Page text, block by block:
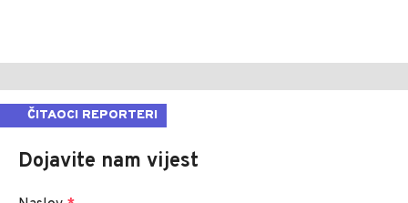
ČITAOCI REPORTERI
Dojavite nam vijest